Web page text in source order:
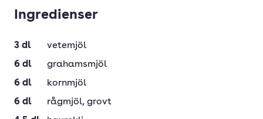
Ingredienser
3 dl
vetemjöl
6 dl
grahamsmjöl
6 dl
kornmjöl
6 dl rågmjöl, grovt